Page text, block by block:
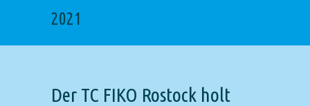
2021
Der TC FIKO Rostock holt